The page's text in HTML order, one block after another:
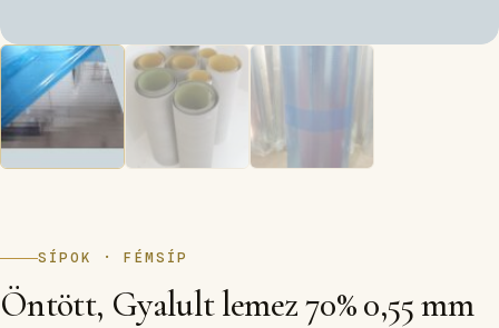
SÍPOK · FÉMSÍP
Öntött, Gyalult lemez 70% 0,55 mm